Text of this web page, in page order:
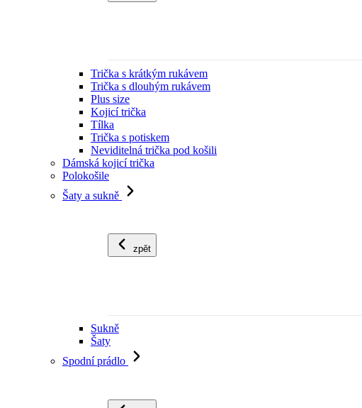
Trička s krátkým rukávem
Trička s dlouhým rukávem
Plus size
Kojicí trička
Tílka
Trička s potiskem
Neviditelná trička pod košili
Dámská kojicí trička
Polokošile
Šaty a sukně
zpět
Sukně
Šaty
Spodní prádlo